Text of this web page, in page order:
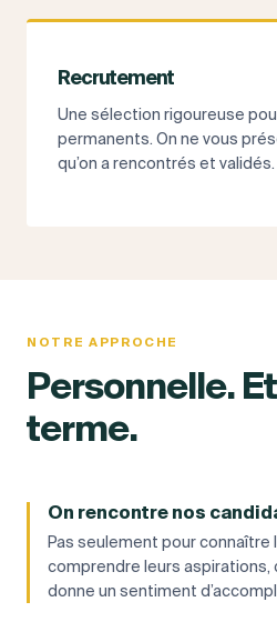
Recrutement
Une sélection rigoureuse
permanents. On ne vous
qu’on a rencontrés et validés.
NOTRE APPROCHE
Personnelle.
terme.
On rencontre nos
Pas seulement pour connaître
comprendre leurs aspirations,
donne un sentiment